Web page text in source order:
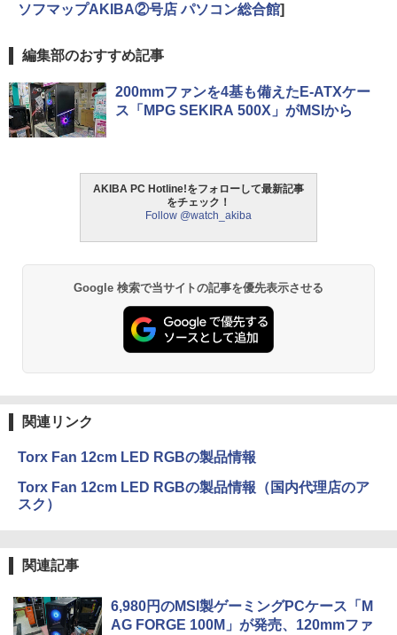
ソフマップAKIBA②号店 パソコン総合館]
編集部のおすすめ記事
200mmファンを4基も備えたE-ATXケー
ス「MPG SEKIRA 500X」がMSIから
AKIBA PC Hotline!をフォローして最新記事
をチェック！
Follow @watch_akiba
Google 検索で当サイトの記事を優先表示させる
関連リンク
Torx Fan 12cm LED RGBの製品情報
Torx Fan 12cm LED RGBの製品情報（国内代理店のア
スク）
関連記事
6,980円のMSI製ゲーミングPCケース「M
AG FORGE 100M」が発売、120mmファ